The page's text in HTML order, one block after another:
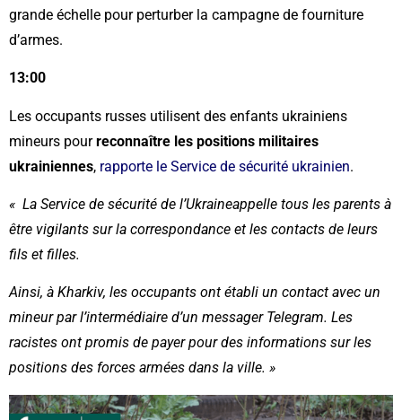
grande échelle pour perturber la campagne de fourniture
d’armes.
13:00
Les occupants russes utilisent des enfants ukrainiens
mineurs pourreconnaître les positions militaires
ukrainiennes, rapporte le Service de sécurité ukrainien.
« La Service de sécurité de l’Ukraineappelle tous les parents à
être vigilants sur la correspondance et les contacts de leurs
fils et filles.
Ainsi, à Kharkiv, les occupants ont établi un contact avec un
mineur par l’intermédiaire d’un messager Telegram. Les
racistes ont promis de payer pour des informations sur les
positions des forces armées dans la ville. »